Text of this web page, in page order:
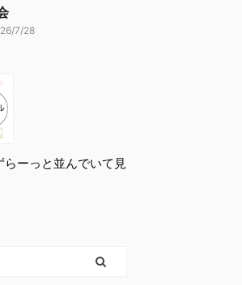
7/28
ーっと並んでいて見